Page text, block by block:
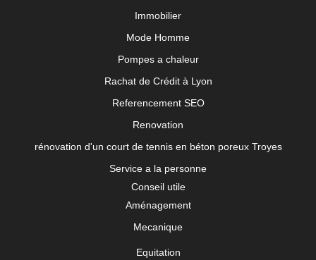
Immobilier
Mode Homme
Pompes a chaleur
Rachat de Crédit à Lyon
Referencement SEO
Renovation
rénovation d'un court de tennis en béton poreux Troyes
Service a la personne
Conseil utile
Aménagement
Mecanique
Equitation